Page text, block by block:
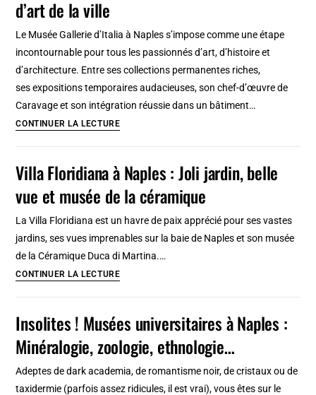
Gdańsk
inoubliable
d’art de la ville
Le Musée Gallerie d’Italia à Naples s’impose comme une étape
incontournable pour tous les passionnés d’art, d’histoire et
d’architecture. Entre ses collections permanentes riches,
ses expositions temporaires audacieuses, son chef-d’œuvre de
Caravage et son intégration réussie dans un bâtiment…
CONTINUER LA LECTUREGallerie
Naples
:
de
Villa Floridiana à Naples : Joli jardin, belle
vue et musée de la céramique
La Villa Floridiana est un havre de paix apprécié pour ses vastes
jardins, ses vues imprenables sur la baie de Naples et son musée
de la Céramique Duca di Martina.…
CONTINUER LA LECTUREVilla
Naples
:
Joli
jardin,
Insolites ! Musées universitaires à Naples :
Minéralogie, zoologie, ethnologie…
Adeptes de dark academia, de romantisme noir, de cristaux ou de
taxidermie (parfois assez ridicules, il est vrai), vous êtes sur le